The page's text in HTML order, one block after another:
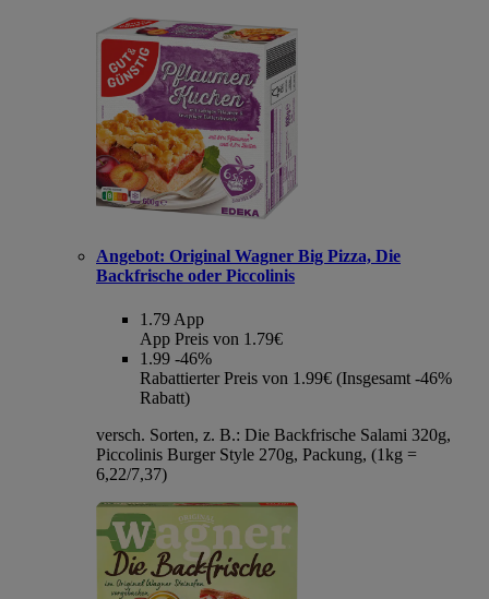
Angebot: Original Wagner Big Pizza, Die
Backfrische oder Piccolinis
1.79 App
App Preis von 1.79€
1.99 -46%
Rabattierter Preis von 1.99€ (Insgesamt -46%
Rabatt)
versch. Sorten, z. B.: Die Backfrische Salami 320g,
Piccolinis Burger Style 270g, Packung, (1kg =
6,22/7,37)